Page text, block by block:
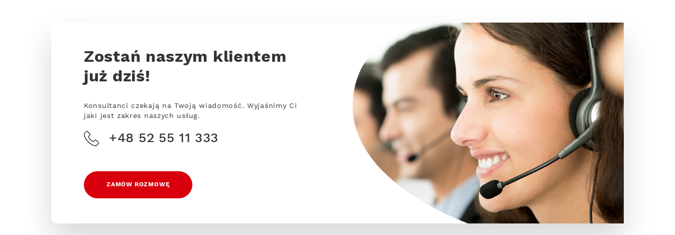
Zostań naszym klientem
już dziś!
Konsultanci czekają na Twoją wiadomość. Wyjaśnimy Ci
jaki jest zakres naszych usług.
+48 52 55 11 333
ZAMÓW ROZMOWĘ